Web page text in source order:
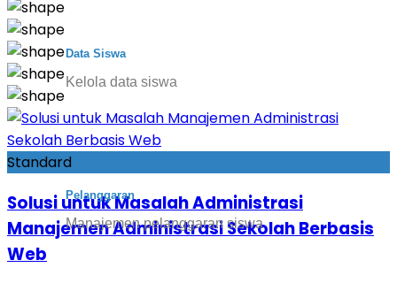
Data Siswa
Kelola data siswa
Pelanggaran
Manajemen pelanggaran siswa
Standard
Solusi untuk Masalah Administrasi
Manajemen Administrasi Sekolah Berbasis
Web